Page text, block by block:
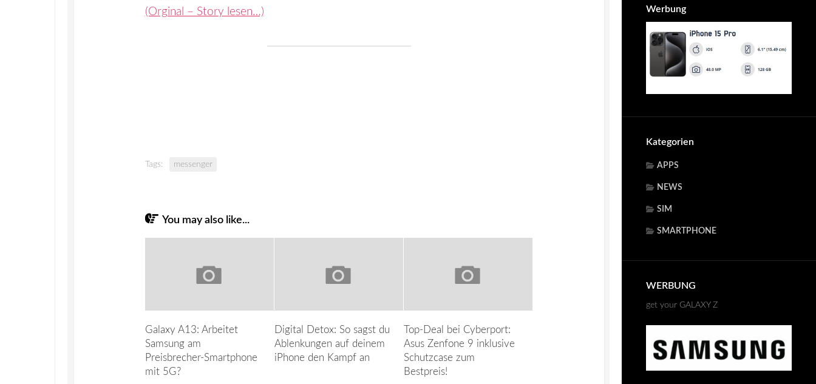
Werbung
Kategorien
APPS
NEWS
SIM
SMARTPHONE
WERBUNG
get your GALAXY Z
(Orginal – Story lesen…)
Tags: messenger
You may also like...
Galaxy A13: Arbeitet
Samsung am
Preisbrecher-Smartphone
mit 5G?
Digital Detox: So sagst du
Ablenkungen auf deinem
iPhone den Kampf an
Top-Deal bei Cyberport:
Asus Zenfone 9 inklusive
Schutzcase zum
Bestpreis!